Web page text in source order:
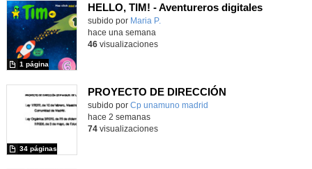
HELLO, TIM! - Aventureros digitales
Contenido educativo.
subido por Maria P.
1 página
hace una semana
46visualizaciones
PROYECTO DE DIRECCIÓN
Contenido educativo.
subido por Cp unamuno madrid
34 páginas
hace 2 semanas
74visualizaciones